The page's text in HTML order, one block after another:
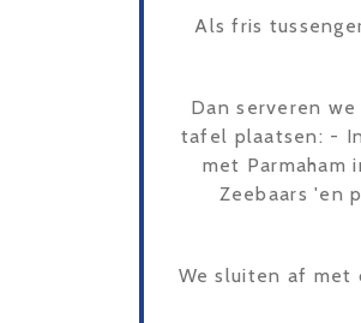
Als fris
Dan serveren
tafel plaatsen: -
met Parmaham
Zeebaars 'en
We sluiten af met